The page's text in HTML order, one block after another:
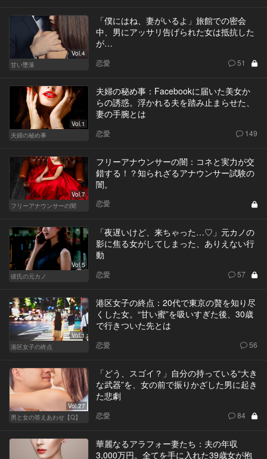
Vol.4
甘い墜落
「僕にはね、妻がいるよ」旅館での密会
中、男にアッサリ告げられた女は抵抗した
が…
恋愛 51
Vol.1
夫婦の秘め事
夫婦の秘め事：Facebookに届いた美女か
らの誘惑。浮かれる夫を踏み止まらせた、
妻の手腕とは
恋愛 149
Vol.7
フリーアナウンサーの闇
フリーアナウンサーの闇：コネと実力が交
錯する！？知られざるアナウンサー試験の
闇。
恋愛
Vol.5
彼氏の元カノ
「夜遅いけど、来ちゃった…♡」元カノの
影に焦る女がしてしまった、ありえない行
動
恋愛 57
Vol.1
港区女子の終点
港区女子の終点：20代で東京の贅を知り尽
くした女。“甘い蜜”を吸いすぎた後、30歳
で行きついた先とは
恋愛 56
Vol.27
男と女の答えあわせ【Q】
「どう、スゴイ？」自分の持っている“大き
な武器”を、女の前で振りかざした男に起き
た悲劇
恋愛 84
華麗なるアラフォー妻たち：夫の年収
3,000万円。全てを手に入れた39歳女が抱